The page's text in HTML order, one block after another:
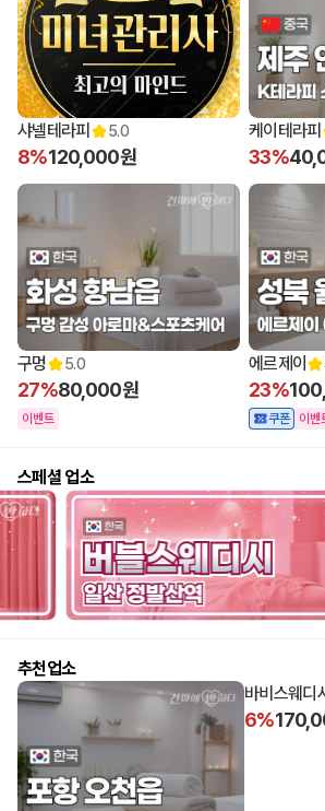
샤넬테라피 5.0
8%120,000원
케이테라피
33%
구멍 5.0
27%80,000원
이벤트
에르제이
23%
쿠폰 이벤
스페셜 업소
추천업소
바비스웨디
6%